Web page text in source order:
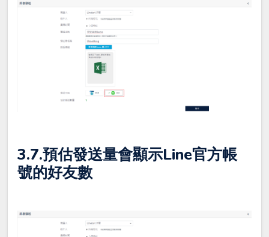
3.7.預估發送量會顯示Line官方帳
號的好友數